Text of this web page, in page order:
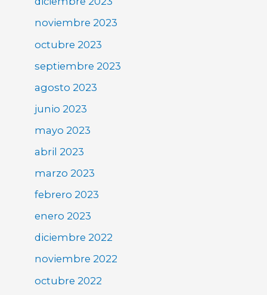
noviembre 2023
octubre 2023
septiembre 2023
agosto 2023
junio 2023
mayo 2023
abril 2023
marzo 2023
febrero 2023
enero 2023
diciembre 2022
noviembre 2022
octubre 2022